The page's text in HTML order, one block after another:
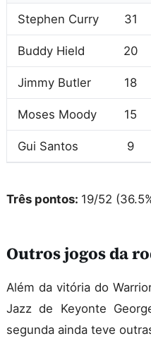
Stephen Curry 31
Buddy Hield 20
Jimmy Butler 18
Moses Moody 15
Gui Santos 9
Três pontos: 19/52
Outros jogos da
Além da vitória do
Jazz de Keyonte
segunda ainda teve